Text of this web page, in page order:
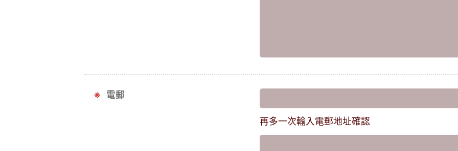
電郵
再多一次輸入電郵地址確認